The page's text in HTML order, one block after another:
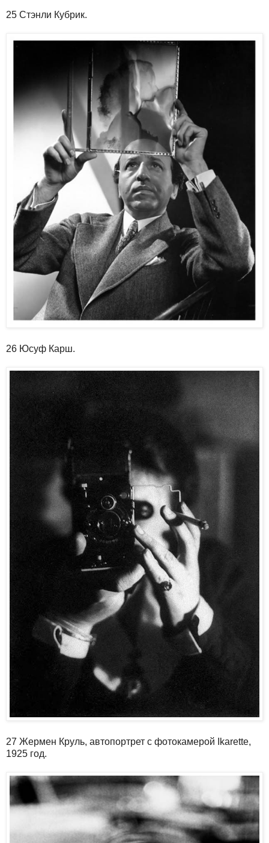
25 Стэнли Кубрик.
26 Юсуф Карш.
27 Жермен Круль, автопортрет с фотокамерой Ikarette,
1925 год.